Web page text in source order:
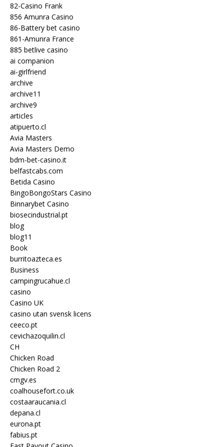
82-Casino Frank
856 Amunra Casino
86-Battery bet casino
861-Amunra France
885 betlive casino
ai companion
ai-girlfriend
archive
archive11
archive9
articles
atipuerto.cl
Avia Masters
Avia Masters Demo
bdm-bet-casino.it
belfastcabs.com
Betida Casino
BingoBongoStars Casino
Binnarybet Casino
biosecindustrial.pt
blog
blog11
Book
burritoazteca.es
Business
campingrucahue.cl
casino
Casino UK
casino utan svensk licens
ceeco.pt
cevichazoquilin.cl
CH
Chicken Road
Chicken Road 2
cmgv.es
coalhousefort.co.uk
costaaraucania.cl
depana.cl
eurona.pt
fabius.pt